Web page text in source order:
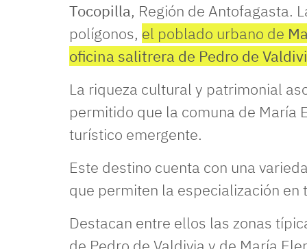
Tocopilla, Región de Antofagasta.
polígonos, el poblado urbano de
oficina salitrera de Pedro de
La riqueza cultural y patrimonial
permitido que la comuna de María
turístico emergente.
Este destino cuenta con una
que permiten la especialización en
Destacan entre ellos las zonas